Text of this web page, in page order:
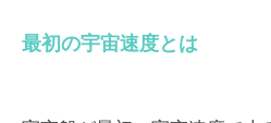
最初の宇宙速度とは